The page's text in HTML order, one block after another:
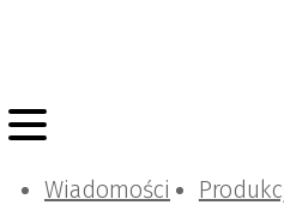
Wiadomości